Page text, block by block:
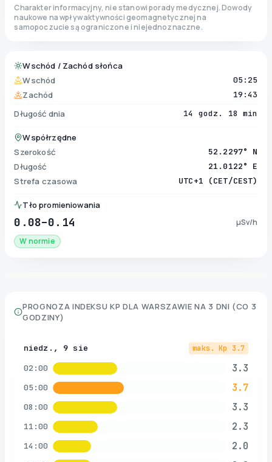
Charakter informacyjny, nie stanowi porady medycznej. Dowody
naukowe na wpływ aktywności geomagnetycznej na
samopoczucie są ograniczone i niejednoznaczne.
Wschód / Zachód słońca
Wschód
05:25
Zachód 19:43
Długość dnia 14 godz. 18 min
Współrzędne
Szerokość
52.2297° N
Długość 21.0122° E
Strefa czasowa UTC+1 (CET/CEST)
Tło promieniowania
0.08–0.14
µSv/h
W normie
PROGNOZA INDEKSU KP DLA WARSZAWIE NA 3 DNI (CO 3
GODZINY)
niedz., 9 sie maks. Kp 3.7
02:00 3.3
05:00 3.7
08:00 3.3
11:00 2.3
14:00 2.0